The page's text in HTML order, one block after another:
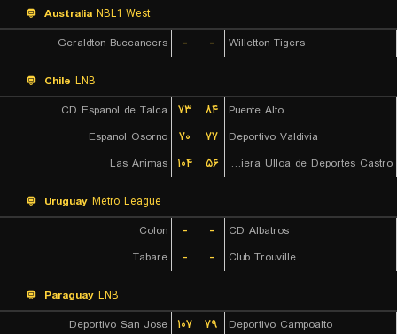
Australia NBL1 West
Geraldton Buccaneers
- - Willetton Tigers
Chile LNB
CD Espanol de Talca
۷۳ ۸۴
Puente Alto
Espanol Osorno
۷۰ ۷۷
Deportivo Valdivia
Las Animas
۱۰۴ ۵۶ Naviera Ulloa de Deportes Castro
Uruguay Metro League
Colon
- -
CD Albatros
Tabare
- - Club Trouville
Paraguay LNB
Deportivo San Jose
۱۰۷ ۷۹
Deportivo Campoalto